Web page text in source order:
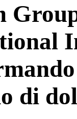
di